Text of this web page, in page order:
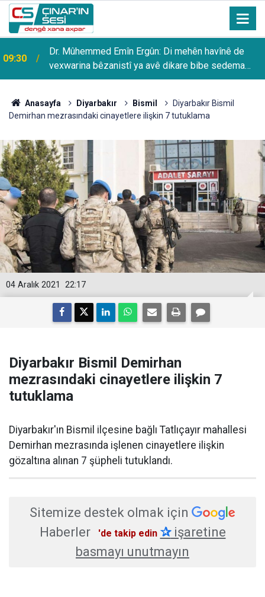
09:30
Dr. Mûhemmed Emîn Ergûn: Di mehên havînê de
vexwarina bêzanistî ya avê dikare bibe sedema
pirsgirêkên tenduristiyê yên giran
Anasayfa Diyarbakır Bismil
Diyarbakır Bismil
Demirhan mezrasındaki cinayetlere ilişkin 7 tutuklama
22:17
04 Aralık 2021
Diyarbakır Bismil Demirhan
mezrasındaki cinayetlere ilişkin 7
tutuklama
Diyarbakır'ın Bismil ilçesine bağlı Tatlıçayır mahallesi
Demirhan mezrasında işlenen cinayetlere ilişkin
gözaltına alınan 7 şüpheli tutuklandı.
Sitemize destek olmak için
Haberler
'de takip edin ✰işaretine
basmayı unutmayın